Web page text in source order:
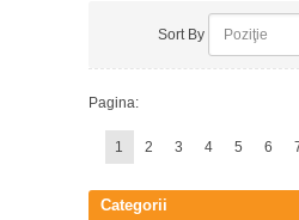
Sort By
Pagina:
1 2 3 4 5 6
Categorii